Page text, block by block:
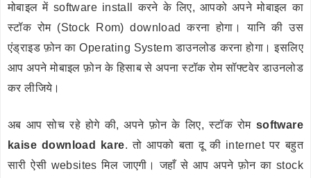
मोबाइल में software install करने के लिए, आपको अपने मोबाइल का
स्टॉक रोम (Stock Rom) download करना होगा। यानि की उस
एंड्राइड फ़ोन का Operating System डाउनलोड करना होगा। इसलिए
आप अपने मोबाइल फ़ोन के हिसाब से अपना स्टॉक रोम सॉफ्टवेर डाउनलोड
कर लीजिये।
अब आप सोच रहे होगे की, अपने फ़ोन के लिए, स्टॉक रोम software
kaise download kare. तो आपको बता दू की internet पर बहुत
सारी ऐसी websites मिल जाएगी। जहाँ से आप अपने फ़ोन का stock